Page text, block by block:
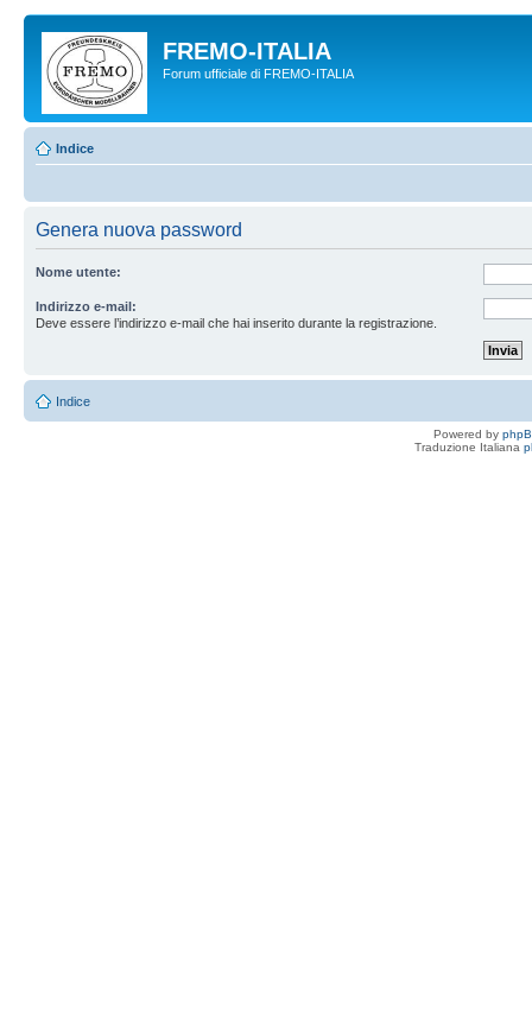
FREMO-ITALIA
Forum ufficiale di FREMO-ITALIA
Indice
Genera nuova password
Nome utente:
Indirizzo e-mail:
Deve essere l’indirizzo e-mail che hai inserito durante la registrazione.
Indice
Powered by
Traduzione Italiana